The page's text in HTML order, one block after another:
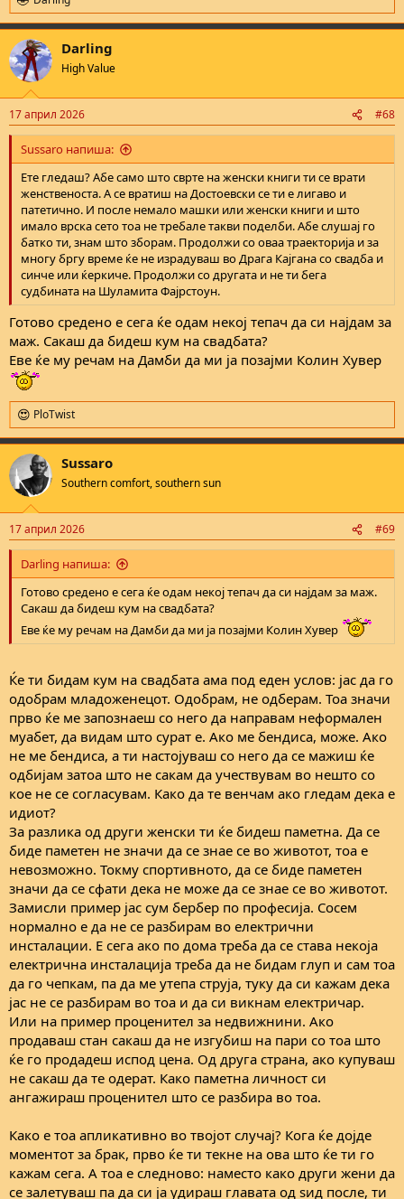
R
e
a
c
t
i
s
:
Darling
High Value
17 април 2026 #68
Sussaro напиша:
Ете гледаш? Абе само што сврте на женски книги ти се врати
женственоста. А се вратиш на Достоевски се ти е лигаво и
патетично. И после немало машки или женски книги и што
имало врска сето тоа не требале такви поделби. Абе слушај го
батко ти, знам што зборам. Продолжи со оваа траекторија и за
многу бргу време ќе не израдуваш во Драга Кајгана со свадба и
синче или ќеркиче. Продолжи со другата и не ти бега
судбината на Шуламита Фајрстоун.
Готово средено е сега ќе одам некој тепач да си најдам за
маж. Сакаш да бидеш кум на свадбата?
Еве ќе му речам на Дамби да ми ја позајми Колин Хувер
R
e
a
c
t
i
s
:
PloTwist
Sussaro
Southern comfort, southern sun
17 април 2026 #69
Darling напиша:
Готово средено е сега ќе одам некој тепач да си најдам за маж.
Сакаш да бидеш кум на свадбата?
Еве ќе му речам на Дамби да ми ја позајми Колин Хувер
Ќе ти бидам кум на свадбата ама под еден услов: јас да го
одобрам младоженецот. Oдобрам, не одберам. Тоа значи
прво ќе ме запознаеш со него да направам неформален
муабет, да видам што сурат е. Ако ме бендиса, може. Ако
не ме бендиса, а ти настојуваш со него да се мажиш ќе
одбијам затоа што не сакам да учествувам во нешто со
кое не се согласувам. Како да те венчам ако гледам дека е
идиот?
За разлика од други женски ти ќе бидеш паметна. Да се
биде паметен не значи да се знае се во животот, тоа е
невозможно. Токму спортивното, да се биде паметен
значи да се сфати дека не може да се знае се во животот.
Замисли пример јас сум бербер по професија. Сосем
нормално е да не се разбирам во електрични
инсталации. Е сега ако по дома треба да се става некоја
електрична инсталација треба да не бидам глуп и сам тоа
да го чепкам, па да ме утепа струја, туку да си кажам дека
јас не се разбирам во тоа и да си викнам електричар.
Или на пример проценител за недвижнини. Ако
продаваш стан сакаш да не изгубиш на пари со тоа што
ќе го продадеш испод цена. Од друга страна, ако купуваш
не сакаш да те одерат. Како паметна личност си
ангажираш проценител што се разбира во тоа.
Како е тоа апликативно во твојот случај? Кога ќе дојде
моментот за брак, прво ќе ти текне на ова што ќе ти го
кажам сега. А тоа е следново: наместо како други жени да
се залетуваш па да си ја удираш главата од ѕид после, ти